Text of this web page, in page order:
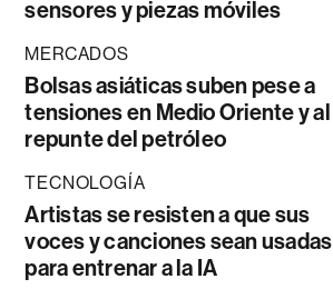
sensores y piezas móviles
MERCADOS
Bolsas asiáticas suben pese a
tensiones en Medio Oriente y al
repunte del petróleo
TECNOLOGÍA
Artistas se resisten a que sus
voces y canciones sean usadas
para entrenar a la IA